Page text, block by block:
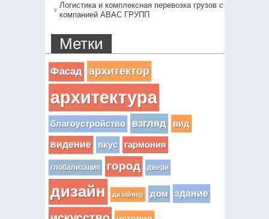
Логистика и комплексная перевозка грузов с
компанией АВАС ГРУПП
Метки
Фасад архитектор
архитектура
благоустройство взгляд вид
видение вкус гармония
глобализация город двери
дизайн дизайнер дом здание